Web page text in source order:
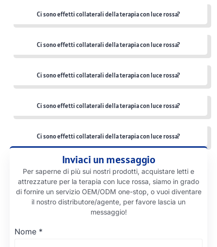
Ci sono effetti collaterali della terapia con luce rossa?
Ci sono effetti collaterali della terapia con luce rossa?
Ci sono effetti collaterali della terapia con luce rossa?
Ci sono effetti collaterali della terapia con luce rossa?
Ci sono effetti collaterali della terapia con luce rossa?
Inviaci un messaggio
Per saperne di più sui nostri prodotti, acquistare letti e
attrezzature per la terapia con luce rossa, siamo in grado
di fornire un servizio OEM/ODM one-stop, o vuoi diventare
il nostro distributore/agente, per favore lascia un
messaggio!
Nome *